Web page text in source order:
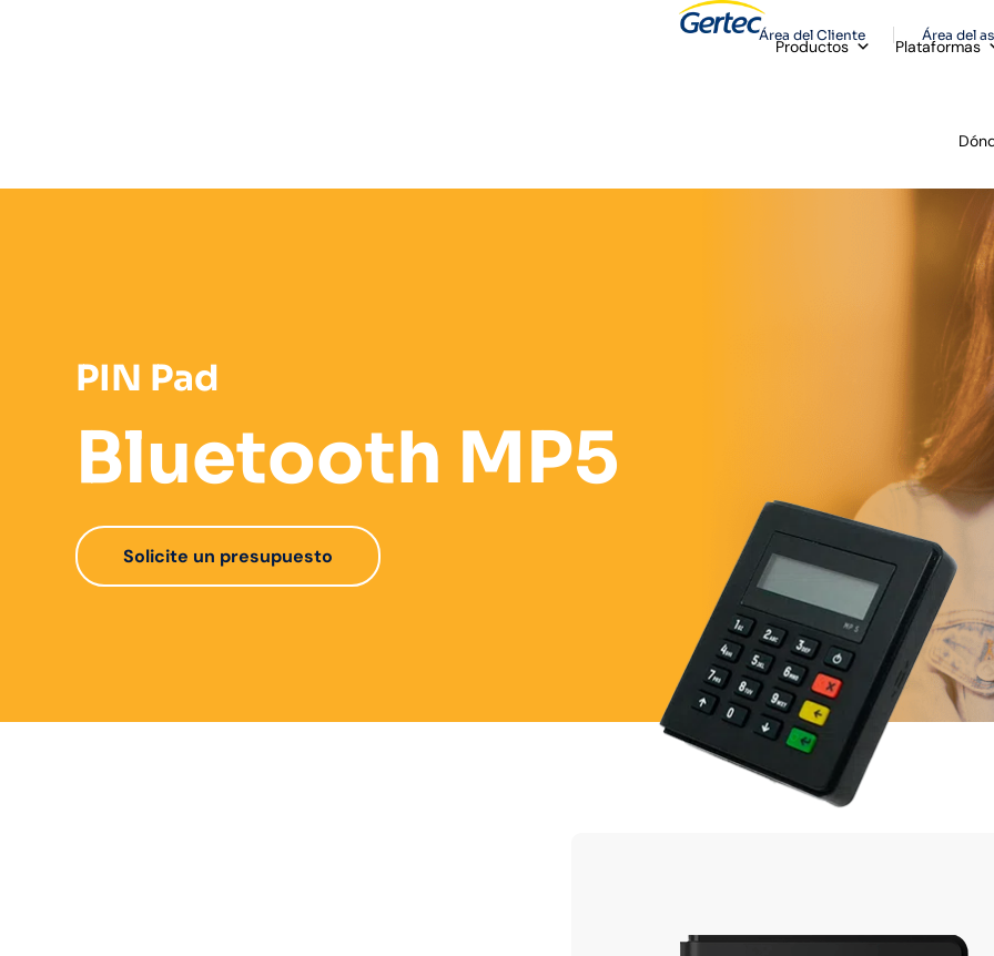
Área del Cliente Área del
Productos Plataformas
PIN Pad
Bluetooth MP5
Solicite un presupuesto